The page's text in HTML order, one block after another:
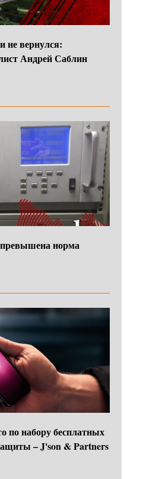
не вернулся:
Андрей Саблин
норма
по набору бесплатных
– J'son & Partners